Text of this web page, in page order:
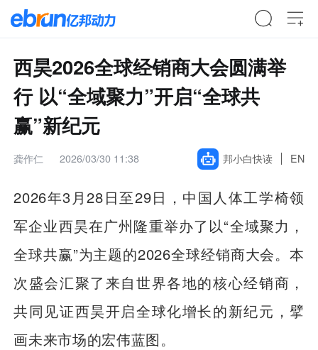
西昊2026全球经销商大会圆满举
行 以“全域聚力”开启“全球共
赢”新纪元
龚作仁 2026/03/30 11:38 邦小白快读 EN
2026年3月28日至29日，中国人体工学椅领
军企业西昊在广州隆重举办了以“全域聚力，
全球共赢”为主题的2026全球经销商大会。本
次盛会汇聚了来自世界各地的核心经销商，
共同见证西昊开启全球化增长的新纪元，擘
画未来市场的宏伟蓝图。